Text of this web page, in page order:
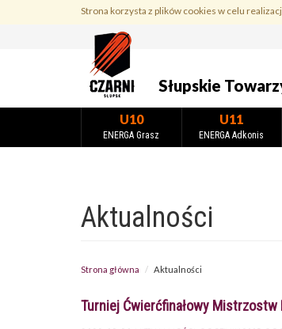
Strona korzysta z plików cookies w celu
Słupskie
U10
ENERGA Grasz
U11
ENERGA Adkonis
Aktualności
Strona główna Aktualności
Turniej Ćwierćfinałowy